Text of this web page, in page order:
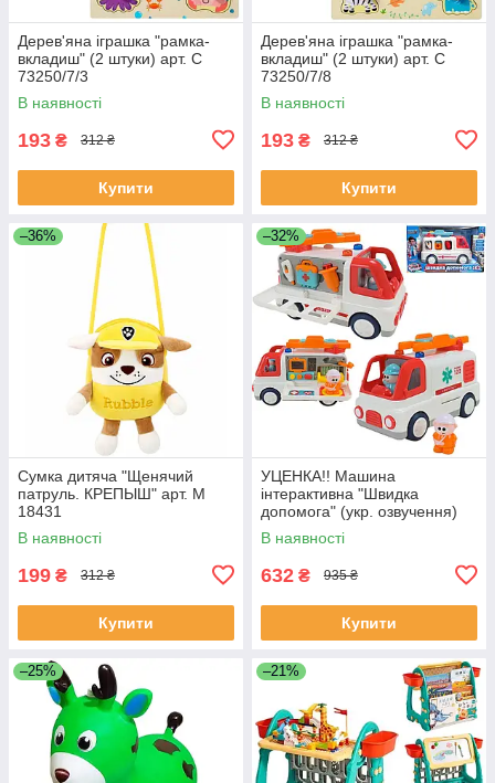
Дерев'яна іграшка "рамка-
вкладиш" (2 штуки) арт. C
73250/7/3
В наявності
193 ₴ 312 ₴
Купити
Дерев'яна іграшка "рамка-
вкладиш" (2 штуки) арт. C
73250/7/8
В наявності
193 ₴ 312 ₴
Купити
–36%
Сумка дитяча "Щенячий
патруль. КРЕПЫШ" арт. M
18431
В наявності
199 ₴ 312 ₴
Купити
–32%
УЦЕНКА!! Машина
інтерактивна "Швидка
допомога" (укр. озвучення)
арт. 46349
В наявності
632 ₴ 935 ₴
Купити
–25% –21%